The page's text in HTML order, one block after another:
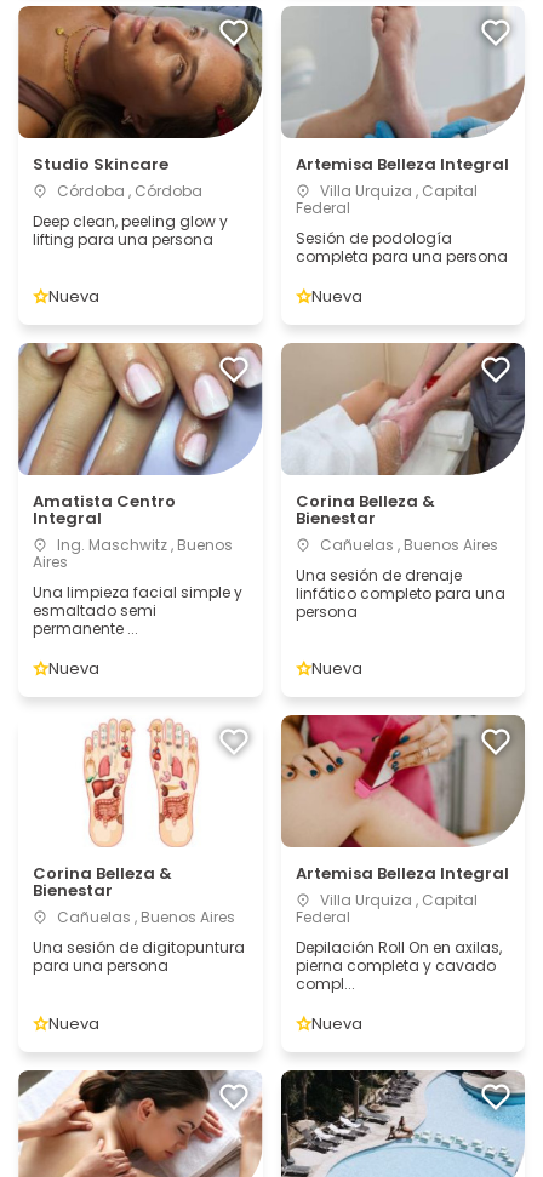
Studio Skincare
Córdoba , Córdoba
Deep clean, peeling glow y
lifting para una persona
Nueva
Artemisa Belleza Integral
Villa Urquiza , Capital
Federal
Sesión de podología
completa para una persona
Nueva
Amatista Centro
Integral
Ing. Maschwitz , Buenos
Aires
Una limpieza facial simple y
esmaltado semi
permanente ...
Nueva
Corina Belleza &
Bienestar
Cañuelas , Buenos Aires
Una sesión de drenaje
linfático completo para una
persona
Nueva
Corina Belleza &
Bienestar
Cañuelas , Buenos Aires
Una sesión de digitopuntura
para una persona
Nueva
Artemisa Belleza Integral
Villa Urquiza , Capital
Federal
Depilación Roll On en axilas,
pierna completa y cavado
compl...
Nueva